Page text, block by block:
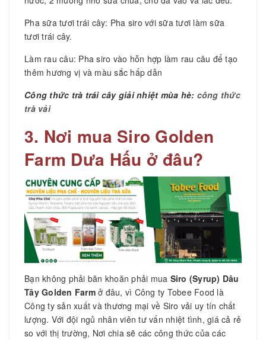
Pha sữa tươi trái cây: Pha siro với sữa tươi làm sữa
tươi trái cây.
Làm rau câu: Pha siro vào hỗn hợp làm rau câu để tạo
thêm hương vị và màu sắc hấp dẫn
Công thức trà trái cây giải nhiệt mùa hè: công thức
trà vải
3. Nơi mua Siro Golden
Farm Dưa Hấu ở đâu?
Bạn không phải băn khoăn phải mua Siro (Syrup) Dâu
Tây Golden Farmở đâu, vì Công ty Tobee Food là
Công ty sản xuất và thương mại về Siro vải uy tín chất
lượng. Với đội ngủ nhân viên tư vấn nhiệt tình, giá cả rẻ
so với thị trường, Nơi chia sẽ các công thức của các